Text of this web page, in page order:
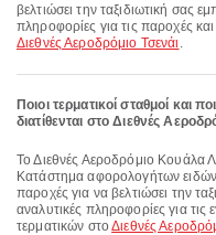
βελτιώσει την ταξιδιωτική σας
πληροφορίες για τις παροχές
Διεθνές Αεροδρόμιο Τσενάι .
Ποιοι τερματικοί σταθμοί και
διατίθενται στο Διεθνές
Το Διεθνές Αεροδρόμιο Κουάλα Λουμπούρ προσφέρει Λεωφορείο,
Κατάστημα αφορολογήτων
παροχές για να βελτιώσει την
αναλυτικές πληροφορίες για τις
τερματικών στοΔιεθνές